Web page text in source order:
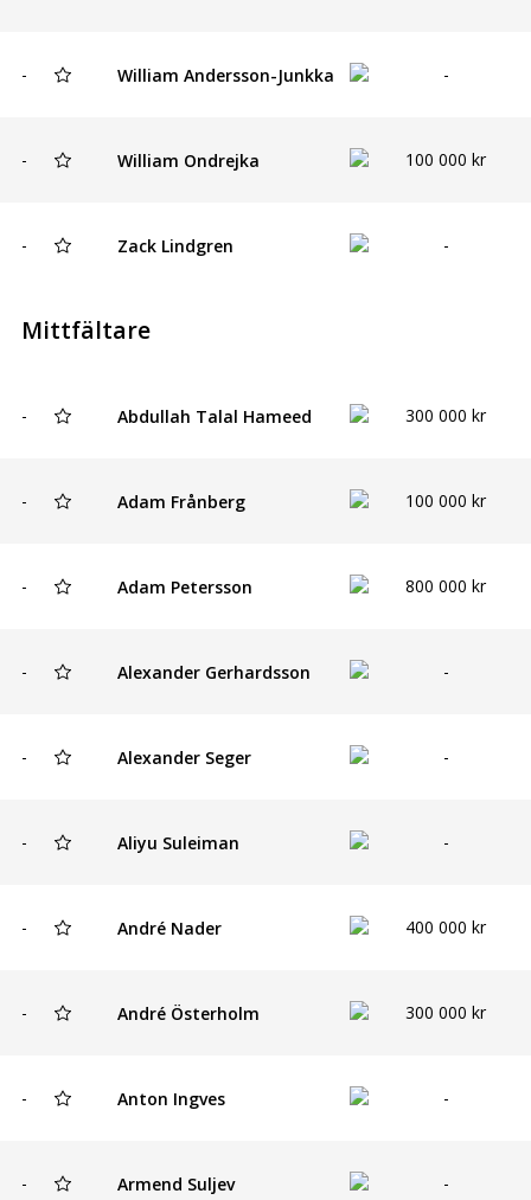
- William Andersson-Junkka -
- William Ondrejka 100 000 kr
- Zack Lindgren -
Mittfältare
- Abdullah Talal Hameed 300 000 kr
- Adam Frånberg 100 000 kr
- Adam Petersson 800 000 kr
- Alexander Gerhardsson -
- Alexander Seger -
- Aliyu Suleiman -
- André Nader 400 000 kr
- André Österholm 300 000 kr
- Anton Ingves -
- Armend Suljev -